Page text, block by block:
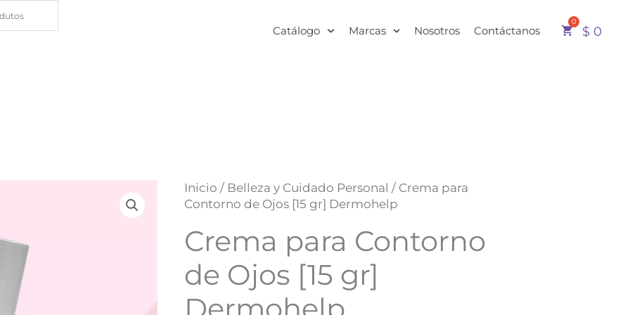
Catálogo Marcas Nosotros Contáctanos $ 0
Inicio / Belleza y Cuidado Personal / Crema para
Contorno de Ojos [15 gr] Dermohelp
Crema para Contorno
de Ojos [15 gr]
Dermohelp
Rango
de
desde
$ 89.000